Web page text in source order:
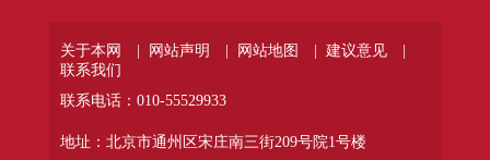
关于本网 | 网站声明 | 网站地图 |
建议意见 |
联系我们
联系电话：010-55529933
地址：北京市通州区宋庄南三街209号院1号楼